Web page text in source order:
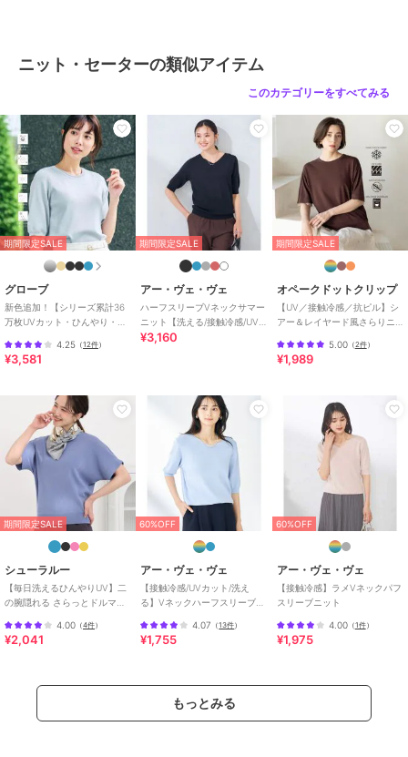
--------------------
裏地：なし
伸縮性：あり
--------------------
≪お気に入り登録機能の使い方≫
■商品のお気に入り登録（ハートマークをクリック）
再入荷通知や値下げ等、お得なご案内を受けることができます。
--------------------
※商品画像は、光の当たり具合やパソコンなどの閲覧環境により
商品の色味の目安は商品単体の画像をご参照ください。
期間限定セール開催中
ブランド アー・ヴェ・ヴェ
ショップ アー・ヴェ・ヴェ
商品カテゴリ ／ニット・セーター
性別タイプ
レディース
トップス ／ニット・セーター
ー、グレージュ、ブラック
素材
オレンジ/ライトブルー/ネイビー/
ブラック/グレージュ：レーヨン 6
4% ナイロン 36%
ニット・セーターの類似アイテム
このカテゴリーをすべてみる
期間限定SALE
グローブ
新色追加！【シリーズ累計36
万枚UVカット・ひんやり・洗
チ 五分袖ニット
4.25 （12件）
¥3,581
期間限定SALE
アー・ヴェ・ヴェ
ハーフスリーブVネックサマー
ニット【洗える/接触冷感/UV
カット】
¥3,160
期間限定SALE
オペークドットクリップ
【UV／接触冷感／抗ピル】シ
アー＆レイヤード風さらりニ
5.00（2件）
¥1,989
期間限定SALE
シューラルー
【毎日洗えるひんやりUV】二
の腕隠れる さらっとドルマン
4.00 （4件）
¥2,041
60%OFF
アー・ヴェ・ヴェ
【接触冷感/UVカット/洗え
る】Vネックハーフスリーブ美
4.07 （13件）
¥1,755
60%OFF
アー・ヴェ・ヴェ
【接触冷感】ラメVネックパフ
スリーブニット
4.00（1件）
¥1,975
もっとみる